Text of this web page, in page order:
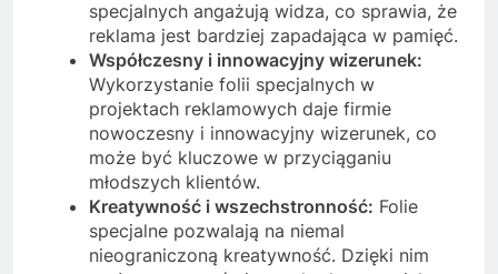
specjalnych angażują widza, co sprawia, że
reklama jest bardziej zapadająca w pamięć.
Współczesny i innowacyjny wizerunek:
Wykorzystanie folii specjalnych w
projektach reklamowych daje firmie
nowoczesny i innowacyjny wizerunek, co
może być kluczowe w przyciąganiu
młodszych klientów.
Kreatywność i wszechstronność: Folie
specjalne pozwalają na niemal
nieograniczoną kreatywność. Dzięki nim